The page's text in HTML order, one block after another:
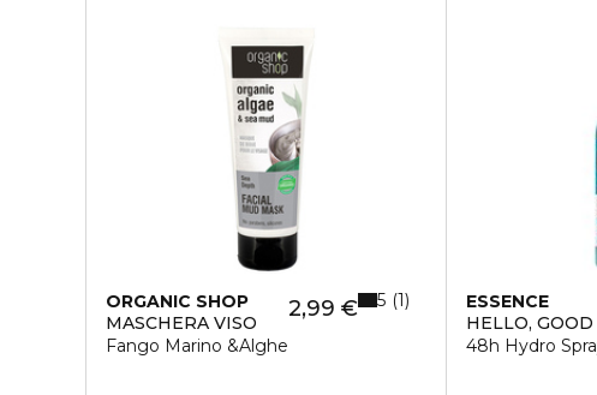
ORGANIC SHOP
MASCHERA VISO
Fango Marino &Alghe
2,99 € 5 1
ESSENCE
HELLO, GOOD
48h Hydro